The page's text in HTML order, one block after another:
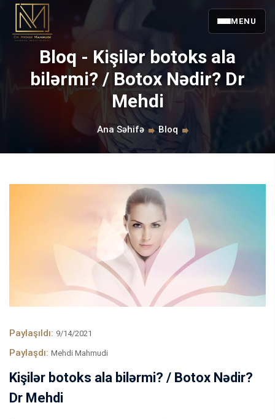
MENU
Bloq - Kişilər botoks ala
bilərmi? / Botox Nədir? Dr
Mehdi
Ana Səhifə Bloq
Paylaşıldı: 9/14/2021
Paylaşdı: Mehdi Mahmudi
Kişilər botoks ala bilərmi? / Botox Nədir?
Dr Mehdi